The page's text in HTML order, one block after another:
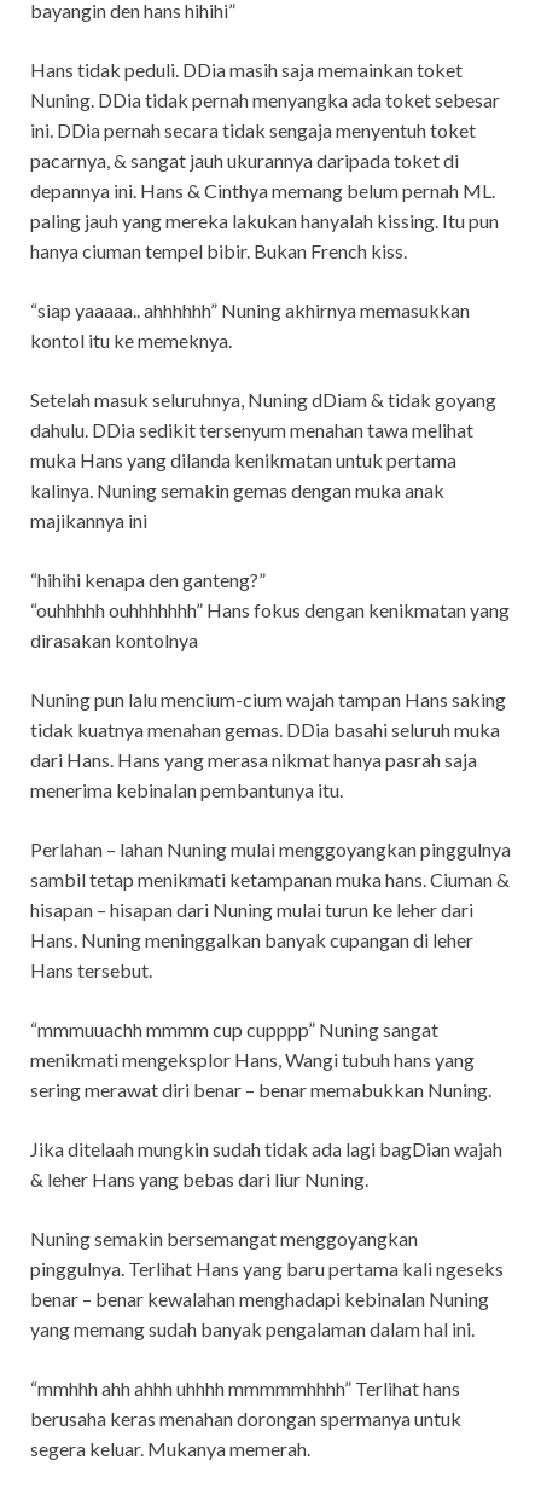
bayangin den hans hihihi”
Hans tidak peduli. DDia masih saja memainkan toket
Nuning. DDia tidak pernah menyangka ada toket sebesar
ini. DDia pernah secara tidak sengaja menyentuh toket
pacarnya, & sangat jauh ukurannya daripada toket di
depannya ini. Hans & Cinthya memang belum pernah ML.
paling jauh yang mereka lakukan hanyalah kissing. Itu pun
hanya ciuman tempel bibir. Bukan French kiss.
“siap yaaaaa.. ahhhhhh” Nuning akhirnya memasukkan
kontol itu ke memeknya.
Setelah masuk seluruhnya, Nuning dDiam & tidak goyang
dahulu. DDia sedikit tersenyum menahan tawa melihat
muka Hans yang dilanda kenikmatan untuk pertama
kalinya. Nuning semakin gemas dengan muka anak
majikannya ini
“hihihi kenapa den ganteng?”
“ouhhhhh ouhhhhhhh” Hans fokus dengan kenikmatan yang
dirasakan kontolnya
Nuning pun lalu mencium-cium wajah tampan Hans saking
tidak kuatnya menahan gemas. DDia basahi seluruh muka
dari Hans. Hans yang merasa nikmat hanya pasrah saja
menerima kebinalan pembantunya itu.
Perlahan – lahan Nuning mulai menggoyangkan pinggulnya
sambil tetap menikmati ketampanan muka hans. Ciuman &
hisapan – hisapan dari Nuning mulai turun ke leher dari
Hans. Nuning meninggalkan banyak cupangan di leher
Hans tersebut.
“mmmuuachh mmmm cup cupppp” Nuning sangat
menikmati mengeksplor Hans, Wangi tubuh hans yang
sering merawat diri benar – benar memabukkan Nuning.
Jika ditelaah mungkin sudah tidak ada lagi bagDian wajah
& leher Hans yang bebas dari liur Nuning.
Nuning semakin bersemangat menggoyangkan
pinggulnya. Terlihat Hans yang baru pertama kali ngeseks
benar – benar kewalahan menghadapi kebinalan Nuning
yang memang sudah banyak pengalaman dalam hal ini.
“mmhhh ahh ahhh uhhhh mmmmmhhhh” Terlihat hans
berusaha keras menahan dorongan spermanya untuk
segera keluar. Mukanya memerah.